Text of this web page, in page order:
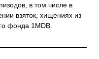
в том числе в
взяток, хищениях из
фонда 1MDB.